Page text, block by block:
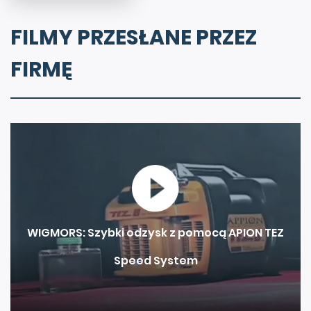
FILMY PRZESŁANE PRZEZ
FIRMĘ
WIGMORS: Szybki odzysk z pomocą APION TEZ
Speed System